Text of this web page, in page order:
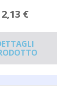
2,13 €